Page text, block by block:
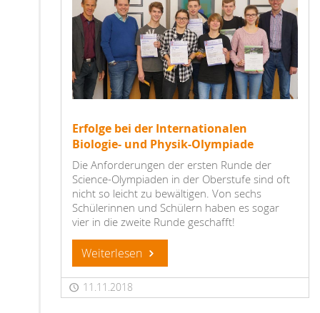
Erfolge bei der Internationalen
Biologie- und Physik-Olympiade
Die Anforderungen der ersten Runde der
Science-Olympiaden in der Oberstufe sind oft
nicht so leicht zu bewältigen. Von sechs
Schülerinnen und Schülern haben es sogar
vier in die zweite Runde geschafft!
Weiterlesen
11.11.2018